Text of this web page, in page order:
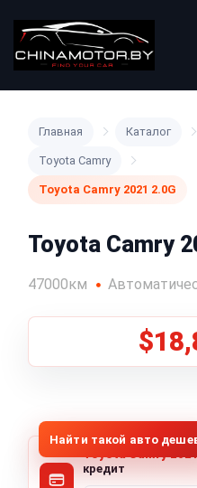
Главная Каталог
Toyota Camry
Toyota Camry 2021 2.0G
Toyota Camry
47000км
Найти такой авто
Toyota Camry
кредит